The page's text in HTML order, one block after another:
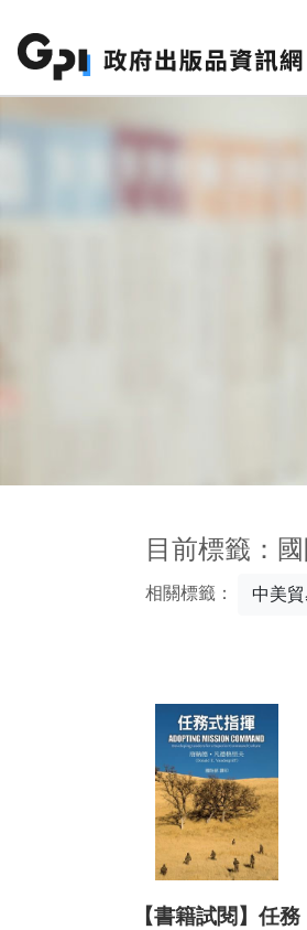
目前標籤：
相關標籤： 中美
【書籍試閱】任務